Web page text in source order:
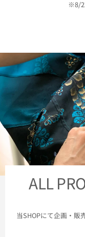
※8/
ALL
当SHOPにて企画・販